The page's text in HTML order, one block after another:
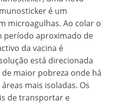
é um
microagulhas. Ao colar o
período aproximado de
da vacina é
está direcionada
maior pobreza onde há
mais isoladas. Os
de transportar e